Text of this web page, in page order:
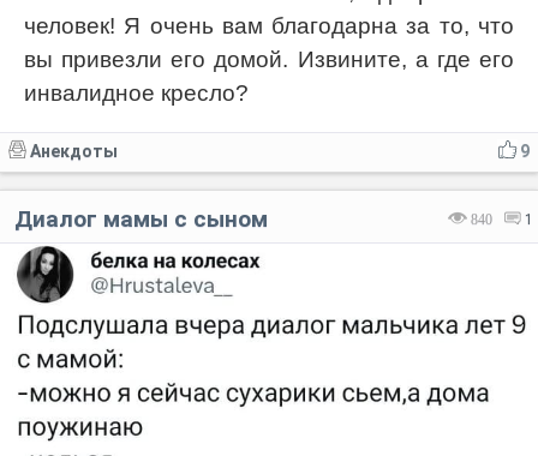
человек! Я очень вам благодарна за то, что
вы привезли его домой. Извините, а где его
инвалидное кресло?
9
Анекдоты
840 1
Диалог мамы с сыном